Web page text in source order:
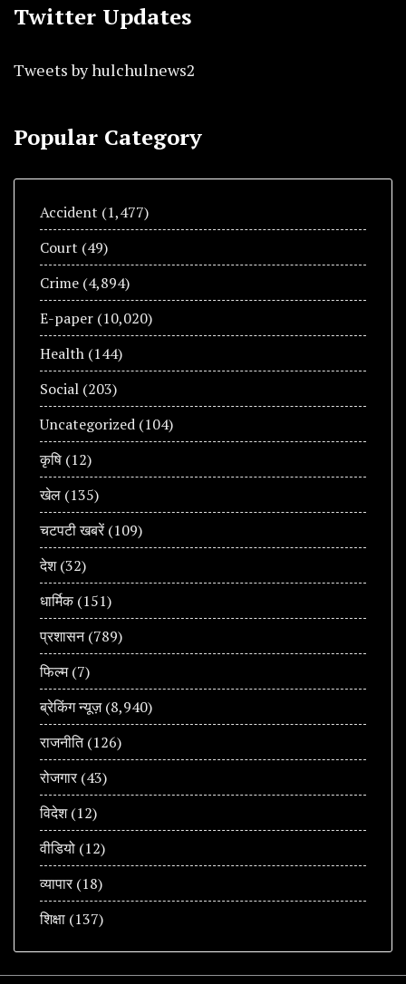
Twitter Updates
Tweets by hulchulnews2
Popular Category
Accident (1,477)
Court (49)
Crime (4,894)
E-paper (10,020)
Health (144)
Social (203)
Uncategorized (104)
कृषि (12)
खेल (135)
चटपटी खबरें(109)
देश(32)
धार्मिक(151)
प्रशासन(789)
फिल्म(7)
ब्रेकिंग न्यूज़(8,940)
राजनीति(126)
रोजगार(43)
विदेश(12)
वीडियो (12)
व्यापार(18)
शिक्षा (137)